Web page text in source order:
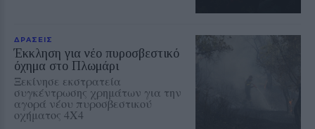
ΔΡΑΣΕΙΣ
Έκκληση για νέο πυροσβεστικό
όχημα στο Πλωμάρι
Ξεκίνησε εκστρατεία
συγκέντρωσης χρημάτων για την
αγορά νέου πυροσβεστικού
οχήματος 4Χ4